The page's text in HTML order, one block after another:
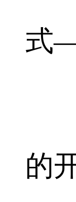
式
的